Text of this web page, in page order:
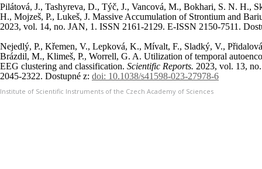
Pilátová, J., Tashyreva, D., Týč, J., Vancová, M., Bokhari, S. N. H.,
H., Mojzeš, P., Lukeš, J. Massive Accumulation of Strontium and
2023, vol. 14, no. JAN, 1. ISSN 2161-2129. E-ISSN 2150-7511.
Nejedlý, P., Křemen, V., Lepková, K., Mívalt, F., Sladký, V.,
Brázdil, M., Klimeš, P., Worrell, G. A. Utilization of temporal
EEG clustering and classification. Scientific Reports. 2023, vol. 13,
2045-2322. Dostupné z: doi: 10.1038/s41598-023-27978-6
Institute of Scientific Instruments of the Czech Academy of Sciences